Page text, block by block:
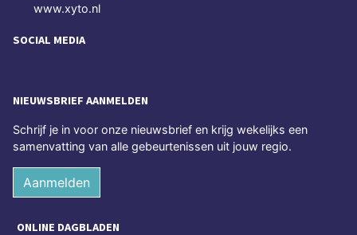
www.xyto.nl
SOCIAL MEDIA
NIEUWSBRIEF AANMELDEN
Schrijf je in voor onze nieuwsbrief en krijg wekelijks een
samenvatting van alle gebeurtenissen uit jouw regio.
Aanmelden
ONLINE DAGBLADEN